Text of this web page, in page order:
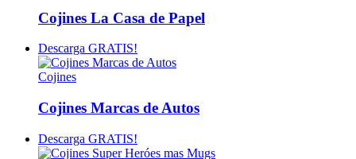
Cojines La Casa de Papel
Descarga GRATIS!
Cojines
Cojines Marcas de Autos
Descarga GRATIS!